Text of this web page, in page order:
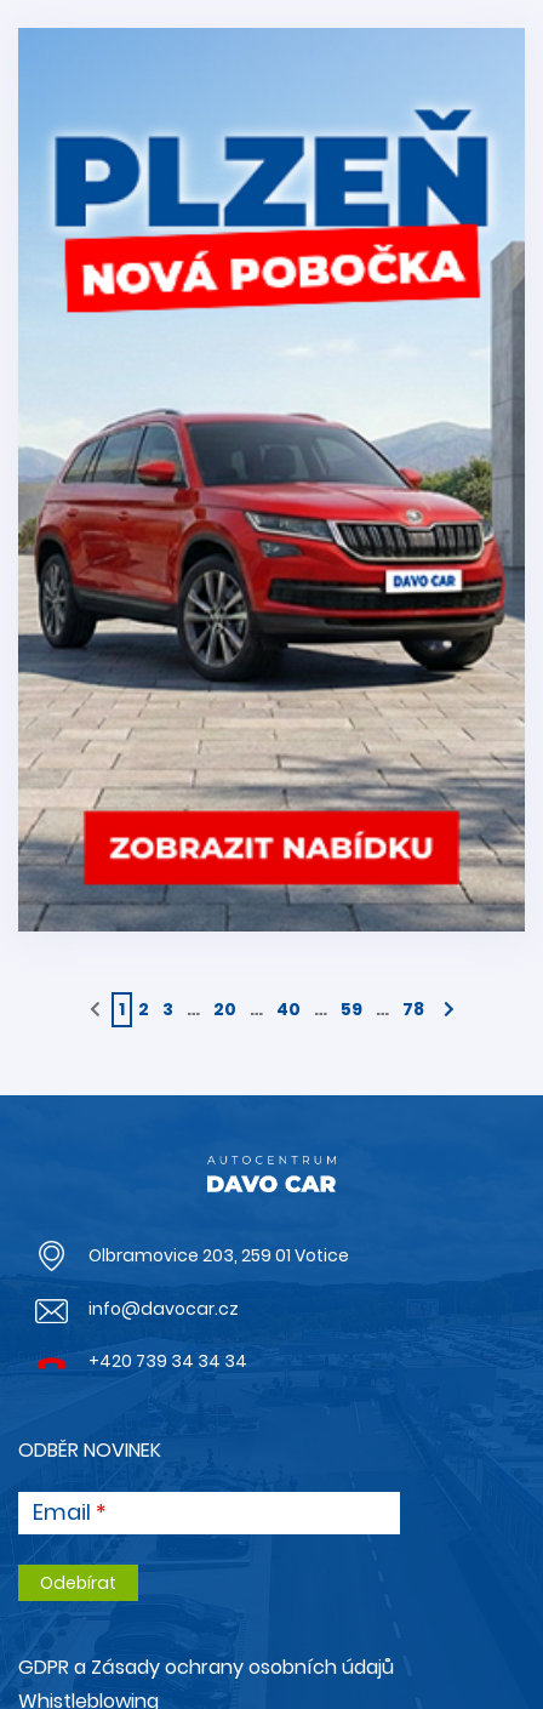
1 2 3 … 20 … 40 … 59 … 78
Olbramovice 203, 259 01 Votice
info@davocar.cz
+420 739 34 34 34
ODBĚR NOVINEK
Email
GDPR a Zásady ochrany osobních údajů
Whistleblowing